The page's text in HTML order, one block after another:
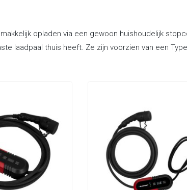
opladen via een gewoon huishoudelijk
laadpaal thuis heeft. Ze zijn voorzien van een